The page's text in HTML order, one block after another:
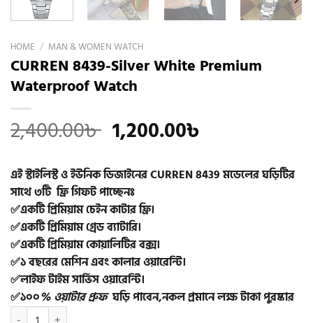
HOME / MAN & WOMEN WATCH
CURREN 8439-Silver White Premium
Waterproof Watch
2,400.00৳ Original
price
was:
2,400.00৳ .
1,200.00৳
is:
1,200.00৳ .
এই স্টাইলিস্ট ও ইউনিক ডিজাইনের CURREN 8439 মডেলের ঘড়িটির
সাথে ৩টি ফ্রি গিফট পাচ্ছেনঃ
✅একটিপ্রিমিয়াম চেইন কাটার ফ্রি।
✅একটিপ্রিমিয়াম গ্রেড ব্যাটারি।
✅একটি প্রিমিয়াম কোয়ালিটির বক্স।
✅১ বছরের মেশিন এবং কালার ওয়ারেন্টি।
✅লাইফ টাইম সার্ভিস ওয়ারেন্টি।
✅১০০% ওয়াটার প্রুফঘড়ি পাবেন,নকল প্রমানে লক্ষ টাকা পুরষ্কার
CURREN 8439-Silver White Premium Waterproof Watch quantity